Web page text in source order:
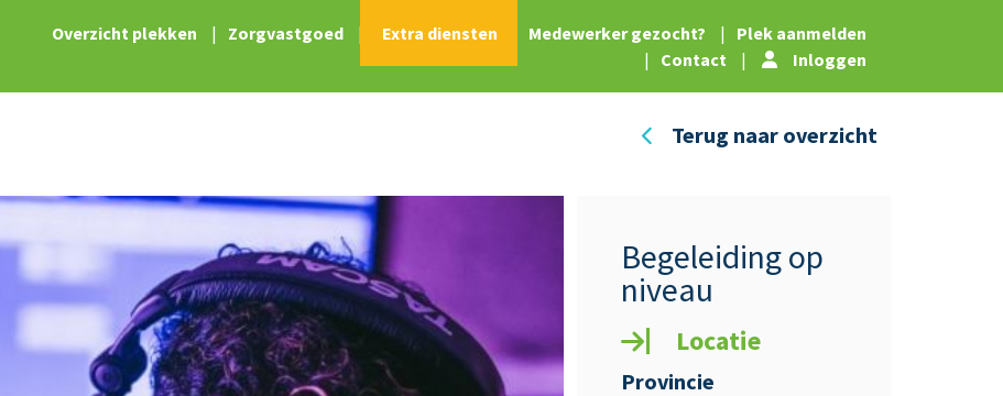
Overzicht plekken | Zorgvastgoed | Extra diensten Medewerker gezocht? |
Plek aanmelden
|
Contact | Inloggen
Terug naar overzicht
Begeleiding op
niveau
Locatie
Provincie